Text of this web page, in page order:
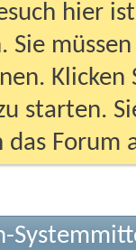
hier
Sie
starten.
das